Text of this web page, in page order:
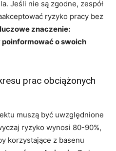
Jeśli nie są zgodne, zespół
ryzyko pracy bez
znaczenie:
poinformować o swoich
prac obciążonych
muszą być uwzględnione
ryzyko wynosi 80-90%,
korzystające z basenu